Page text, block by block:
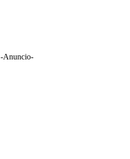
-Anuncio-